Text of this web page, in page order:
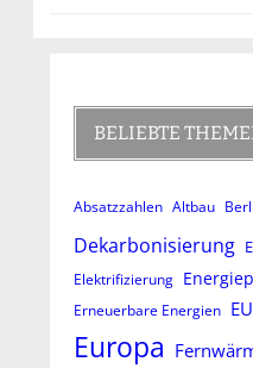
BELIEBTE
Absatzzahlen Altbau
Dekarbonisierung
Elektrifizierung
Erneuerbare Energien EU
Europa